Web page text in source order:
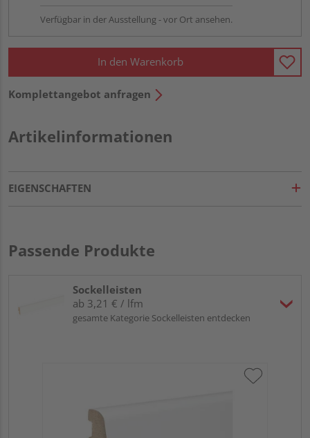
Verfügbar in der Ausstellung - vor Ort ansehen.
In den Warenkorb
Komplettangebot anfragen
Artikelinformationen
EIGENSCHAFTEN
Passende Produkte
Sockelleisten
ab 3,21 € / lfm
gesamte Kategorie Sockelleisten entdecken